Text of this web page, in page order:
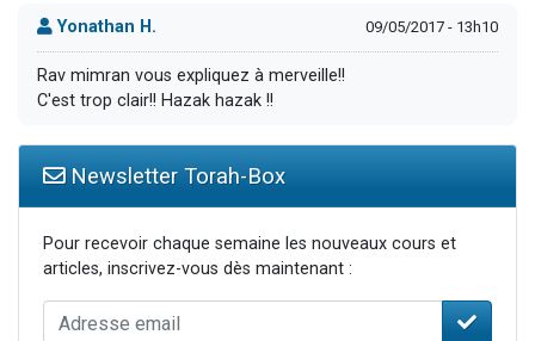
Yonathan H. 09/05/2017 - 13h10
Rav mimran vous expliquez à merveille!!
C'est trop clair!! Hazak hazak !!
Newsletter Torah-Box
Pour recevoir chaque semaine les nouveaux cours et
articles, inscrivez-vous dès maintenant :